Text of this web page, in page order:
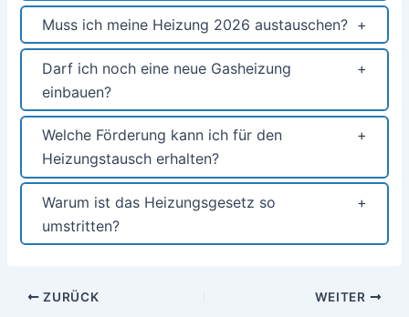
Muss ich meine Heizung 2026 austauschen?
Darf ich noch eine neue Gasheizung
einbauen?
Welche Förderung kann ich für den
Heizungstausch erhalten?
Warum ist das Heizungsgesetz so
umstritten?
Beitragsnavigation
ZURÜCK WEITER